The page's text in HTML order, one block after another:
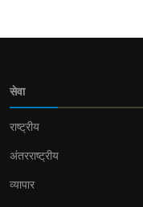
सेवा
राष्ट्रीय
अंतरराष्ट्रीय
व्यापार